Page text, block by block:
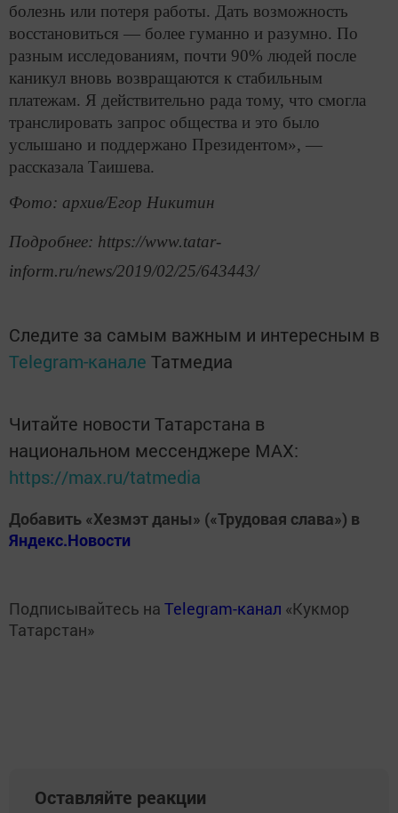
болезнь или потеря работы. Дать возможность
восстановиться — более гуманно и разумно. По
разным исследованиям, почти 90% людей после
каникул вновь возвращаются к стабильным
платежам. Я действительно рада тому, что смогла
транслировать запрос общества и это было
услышано и поддержано Президентом», —
рассказала Таишева.
Фото: архив/Егор Никитин
Подробнее: https://www.tatar-
inform.ru/news/2019/02/25/643443/
Следите за самым важным и интересным в
Telegram-канале Татмедиа
Читайте новости Татарстана в
национальном мессенджере MАХ:
https://max.ru/tatmedia
Добавить «Хезмэт даны» («Трудовая слава») в
Яндекс.Новости
Подписывайтесь на Telegram-канал «Кукмор
Татарстан»
Оставляйте реакции